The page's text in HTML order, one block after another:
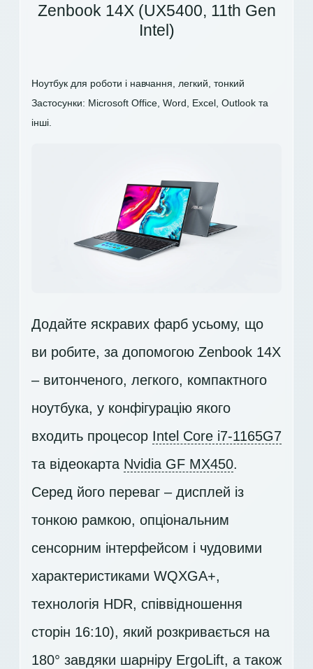
Zenbook 14X (UX5400, 11th Gen
Intel)
Ноутбук для роботи і навчання, легкий, тонкий
Застосунки: Microsoft Office, Word, Excel, Outlook та
інші.
Додайте яскравих фарб усьому, що
ви робите, за допомогою Zenbook 14X
– витонченого, легкого, компактного
ноутбука, у конфігурацію якого
входить процесор Intel Core i7-1165G7
та відеокарта Nvidia GF MX450.
Серед його переваг – дисплей із
тонкою рамкою, опціональним
сенсорним інтерфейсом і чудовими
характеристиками WQXGA+,
технологія HDR, співвідношення
сторін 16:10), який розкривається на
180° завдяки шарніру ErgoLift, а також